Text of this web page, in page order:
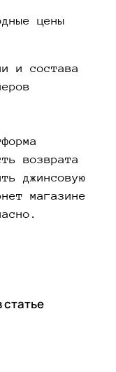
цены
и состава
возврата
джинсовую
магазине